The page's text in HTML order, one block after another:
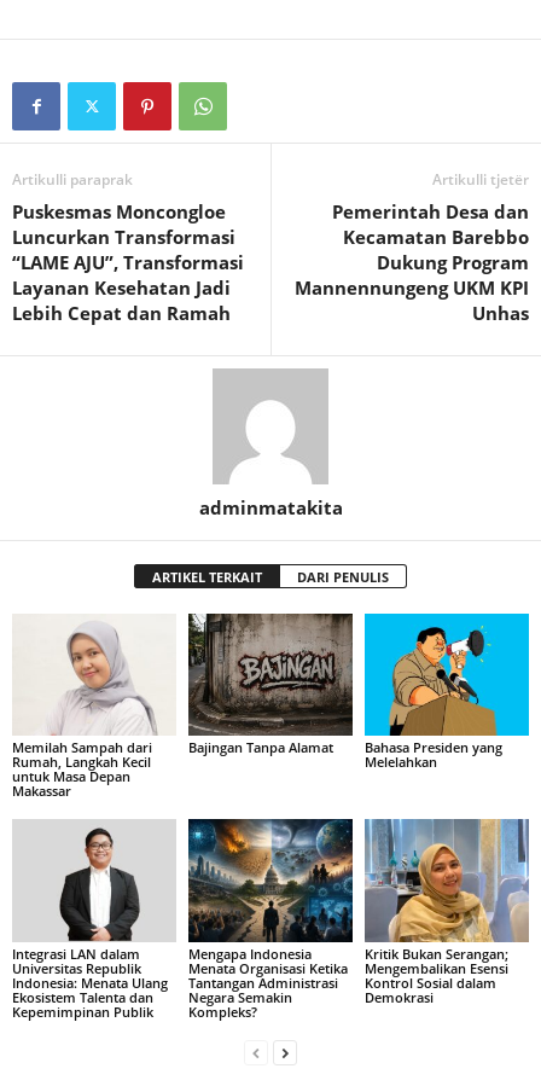
Artikulli paraprak
Puskesmas Moncongloe
Luncurkan Transformasi
“LAME AJU”, Transformasi
Layanan Kesehatan Jadi
Lebih Cepat dan Ramah
Artikulli tjetër
Pemerintah Desa dan
Kecamatan Barebbo
Dukung Program
Mannennungeng UKM KPI
Unhas
adminmatakita
ARTIKEL TERKAIT DARI PENULIS
Memilah Sampah dari
Rumah, Langkah Kecil
untuk Masa Depan
Makassar
Bajingan Tanpa Alamat
Bahasa Presiden yang
Melelahkan
Integrasi LAN dalam
Universitas Republik
Indonesia: Menata Ulang
Ekosistem Talenta dan
Kepemimpinan Publik
Mengapa Indonesia
Menata Organisasi Ketika
Tantangan Administrasi
Negara Semakin
Kompleks?
Kritik Bukan Serangan;
Mengembalikan Esensi
Kontrol Sosial dalam
Demokrasi